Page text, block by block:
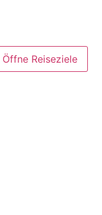
Öffne Reiseziele